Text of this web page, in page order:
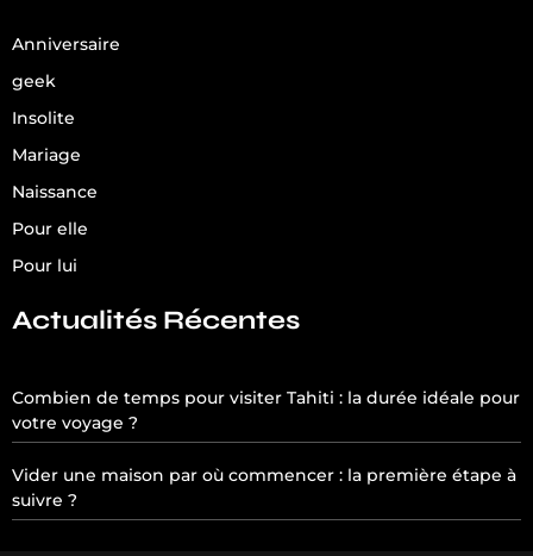
Anniversaire
geek
Insolite
Mariage
Naissance
Pour elle
Pour lui
Actualités Récentes
Combien de temps pour visiter Tahiti : la durée idéale pour
votre voyage ?
Vider une maison par où commencer : la première étape à
suivre ?